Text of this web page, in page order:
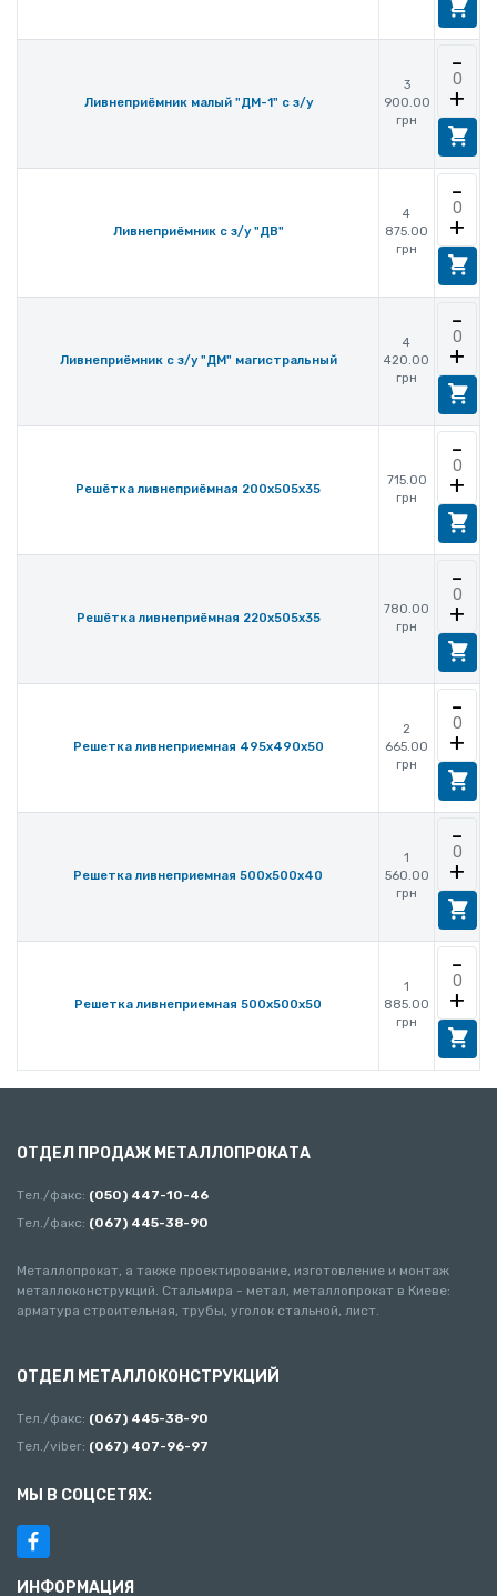
Ливнеприёмник малый "ДМ-1" с з/у
3
900.00
грн
-
+
Ливнеприёмник с з/у "ДВ"
4
875.00
грн
-
+
Ливнеприёмник с з/у "ДМ" магистральный
4
420.00
грн
-
+
Решётка ливнеприёмная 200х505х35
715.00
грн
-
+
Решётка ливнеприёмная 220х505х35
780.00
грн
-
+
Решетка ливнеприемная 495х490х50
2
665.00
грн
-
+
Решетка ливнеприемная 500х500х40
1
560.00
грн
-
+
Решетка ливнеприемная 500х500х50
1
885.00
грн
-
+
ОТДЕЛ ПРОДАЖ МЕТАЛЛОПРОКАТА
Тел./факс: (050) 447-10-46
Тел./факс: (067) 445-38-90
Металлопрокат, а также проектирование, изготовление и монтаж
металлоконструкций. Стальмира - метал, металлопрокат в Киеве:
арматура строительная, трубы, уголок стальной, лист.
ОТДЕЛ МЕТАЛЛОКОНСТРУКЦИЙ
Тел./факс: (067) 445-38-90
Тел./viber: (067) 407-96-97
МЫ В СОЦСЕТЯХ:
ИНФОРМАЦИЯ